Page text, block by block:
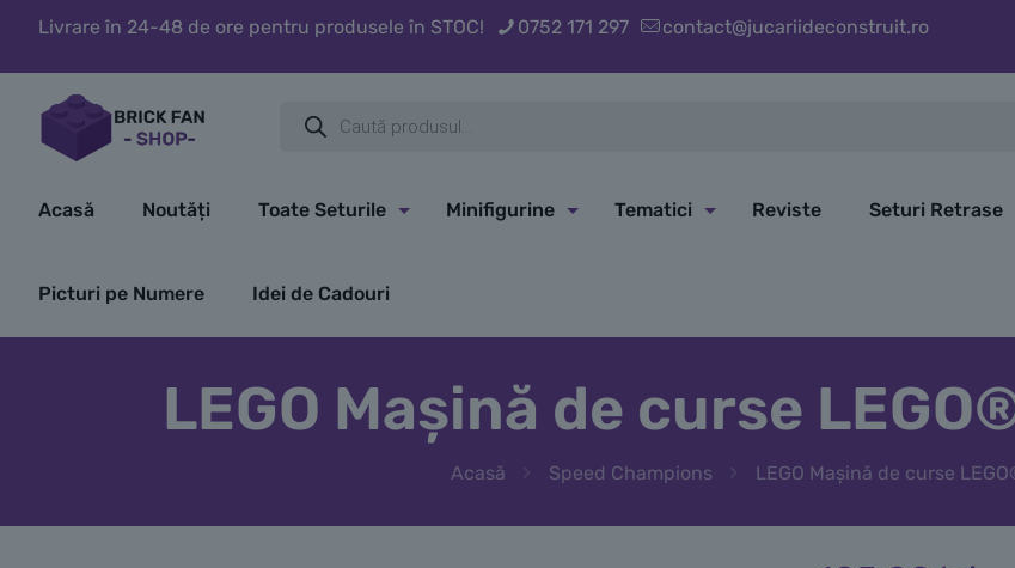
Livrare în 24-48 de ore pentru produsele în STOC! 0752 171 297 contact@jucariideconstruit.ro
search
Acasă Noutăți Toate Seturile Minifigurine Tematici Reviste Seturi Retrase
Picturi pe Numere Idei de Cadouri
LEGO Mașină de curse
Acasă Speed Champions LEGO Mașină de curse